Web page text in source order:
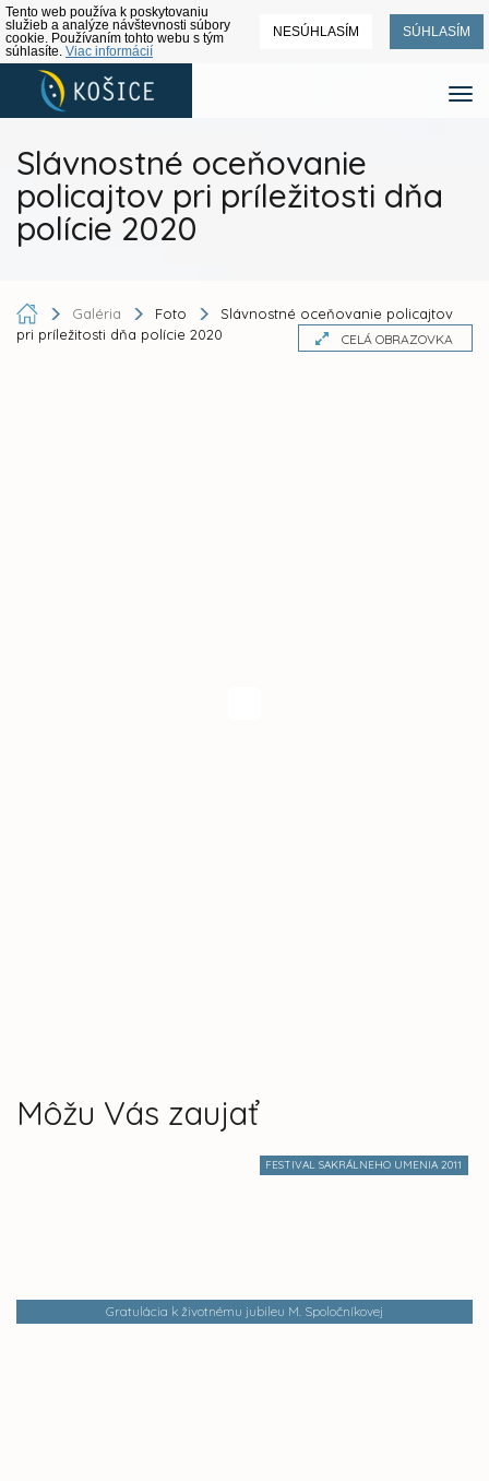
Tento web používa k poskytovaniu
služieb a analýze návštevnosti súbory
cookie. Používaním tohto webu s tým
súhlasíte. Viac informácií
NESÚHLASÍM SÚHLASÍM
Slávnostné oceňovanie
policajtov pri príležitosti dňa
polície 2020
Galéria Foto
Slávnostné oceňovanie policajtov
pri príležitosti dňa polície 2020
CELÁ OBRAZOVKA
Môžu Vás zaujať
FESTIVAL SAKRÁLNEHO UMENIA 2011
Gratulácia k životnému jubileu M. Spoločníkovej